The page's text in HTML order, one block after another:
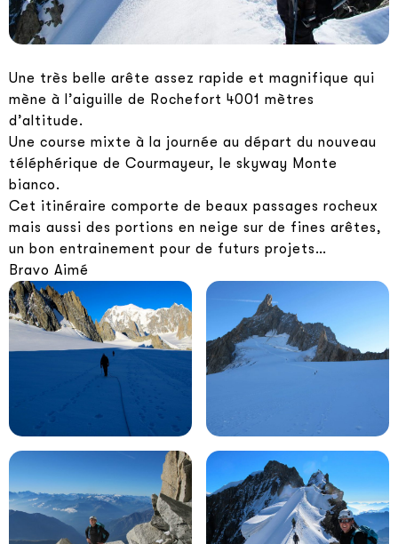
Une très belle arête assez rapide et magnifique qui
mène à l’aiguille de Rochefort 4001 mètres
d’altitude.
Une course mixte à la journée au départ du nouveau
téléphérique de Courmayeur, le skyway Monte
bianco.
Cet itinéraire comporte de beaux passages rocheux
mais aussi des portions en neige sur de fines arêtes,
un bon entrainement pour de futurs projets…
Bravo Aimé